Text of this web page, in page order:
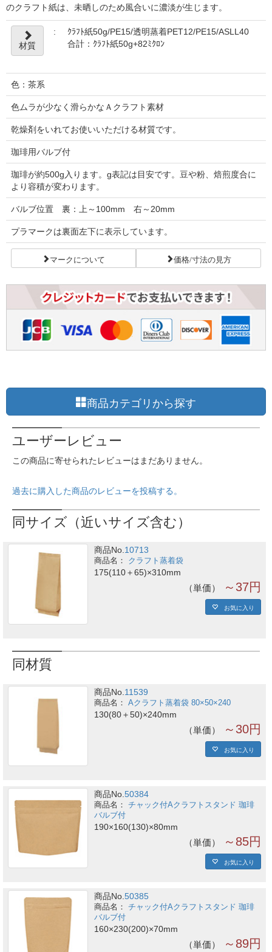
のクラフト紙は、未晒しのため風合いに濃淡が生じます。
材質
:
ｸﾗﾌﾄ紙50g/PE15/透明蒸着PET12/PE15/ASLL40
合計：ｸﾗﾌﾄ紙50g+82ﾐｸﾛﾝ
色：茶系
色ムラが少なく滑らかなＡクラフト素材
乾燥剤をいれてお使いいただける材質です。
珈琲用バルブ付
珈琲が約500g入ります。g表記は目安です。豆や粉、焙煎度合に
より容積が変わります。
バルブ位置 裏：上～100mm 右～20mm
プラマークは裏面左下に表示しています。
マークについて 価格/寸法の見方
商品カテゴリから探す
ユーザーレビュー
この商品に寄せられたレビューはまだありません。
過去に購入した商品のレビューを投稿する。
同サイズ（近いサイズ含む）
商品No.10713
クラフト蒸着袋
175(110＋65)×310mm
単価 ～37円
お気に入り
同材質
商品No. 11539
Aクラフト蒸着袋 80×50×240
130(80＋50)×240mm
単価 ～30円
お気に入り
商品No.50384
チャック付Aクラフトスタンド 珈琲
バルブ付
190×160(130)×80mm
単価 ～85円
お気に入り
商品No.50385
チャック付Aクラフトスタンド 珈琲
バルブ付
160×230(200)×70mm
単価 ～89円